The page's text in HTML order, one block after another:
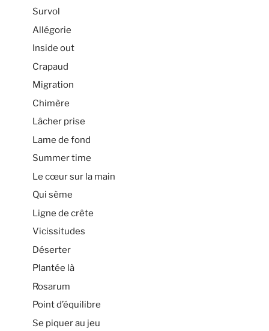
Survol
Allégorie
Inside out
Crapaud
Migration
Chimère
Lâcher prise
Lame de fond
Summer time
Le cœur sur la main
Qui sème
Ligne de crête
Vicissitudes
Déserter
Plantée là
Rosarum
Point d’équilibre
Se piquer au jeu